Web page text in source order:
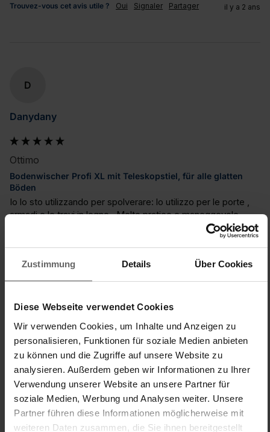
Zustimmung Details Über Cookies
Diese Webseite verwendet Cookies
Wir verwenden Cookies, um Inhalte und Anzeigen zu
personalisieren, Funktionen für soziale Medien anbieten
zu können und die Zugriffe auf unsere Website zu
analysieren. Außerdem geben wir Informationen zu Ihrer
Verwendung unserer Website an unsere Partner für
soziale Medien, Werbung und Analysen weiter. Unsere
Partner führen diese Informationen möglicherweise mit
weiteren Daten zusammen, die Sie ihnen bereitgestellt
Trouvez-vous cet avis utile ? Oui Signaler Partager il y a 2 ans
D
Danydany
Ottimo
Bodenwischer Profi XL mit Teleskopstiel, für alle glatten
Böden
Io lo sto utilizzando per spolverare: lo utilizzo per le porte ,
armadi e le travi in legno.. Molto pratico e maneggevole..
AS
Verified Customer
Anne S.
Verstellbarer Bodenwischer
Bodenwischer Profi XL mit Teleskopstiel, speziell für